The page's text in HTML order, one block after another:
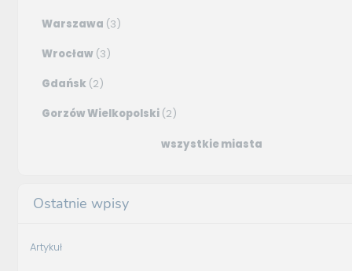
Warszawa (3)
Wrocław (3)
Gdańsk (2)
Gorzów Wielkopolski (2)
wszystkie miasta
Ostatnie wpisy
Artykuł